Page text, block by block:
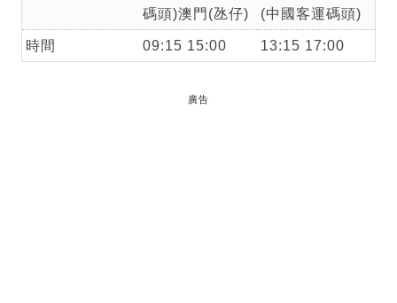
碼頭)澳門(氹仔)
(中國客運碼頭)
時間 09:15 15:00 13:15 17:00
廣告